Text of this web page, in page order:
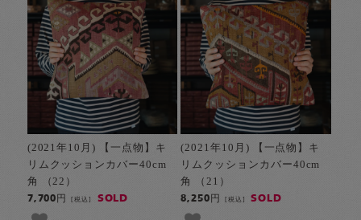
(2021年10月) 【一点物】キ
リムクッションカバー40cm
角 （22）
7,700円[税込] SOLD
(2021年10月) 【一点物】キ
リムクッションカバー40cm
角 （21）
8,250円 [税込] SOLD